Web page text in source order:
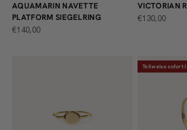
AQUAMARIN NAVETTE
PLATFORM SIEGELRING
ANGEBOT
€140,00
VICTORIAN
ANGEBOT
€130,00
Teilweise sofort